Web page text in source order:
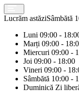
Lucrăm astăziSâmbătă
Luni 09:00 -
Marți 09:00 -
Miercuri 09:00 -
Joi 09:00 - 18:00
Vineri 09:00 -
Sâmbătă 10:00 -
Duminică Zi